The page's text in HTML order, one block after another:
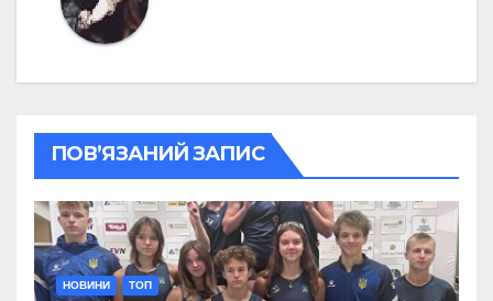
ПОВ’ЯЗАНИЙ ЗАПИС
НОВИНИ ТОП